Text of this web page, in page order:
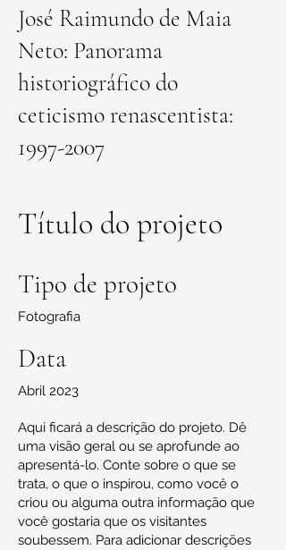
José Raimundo de Maia
Neto: Panorama
historiográfico do
ceticismo renascentista:
1997-2007
Título do projeto
Tipo de projeto
Fotografia
Data
Abril 2023
Aqui ficará a descrição do projeto. Dê
uma visão geral ou se aprofunde ao
apresentá-lo. Conte sobre o que se
trata, o que o inspirou, como você o
criou ou alguma outra informação que
você gostaria que os visitantes
soubessem. Para adicionar descrições